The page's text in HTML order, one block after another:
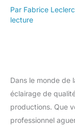
Par Fabrice
lecture
Dans le monde de
éclairage de
productions. Que
professionnel